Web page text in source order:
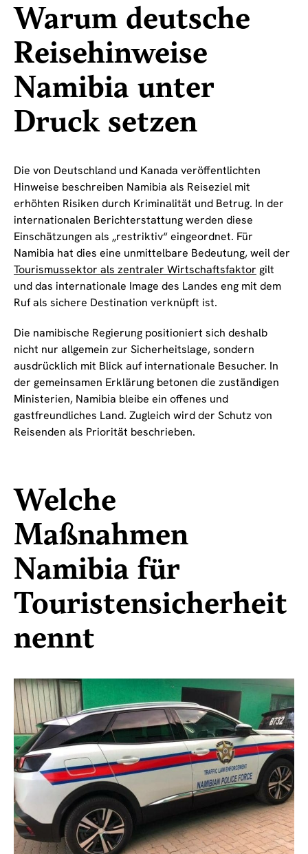
Warum deutsche
Reisehinweise
Namibia unter
Druck setzen
Die von Deutschland und Kanada veröffentlichten
Hinweise beschreiben Namibia als Reiseziel mit
erhöhten Risiken durch Kriminalität und Betrug. In der
internationalen Berichterstattung werden diese
Einschätzungen als „restriktiv“ eingeordnet. Für
Namibia hat dies eine unmittelbare Bedeutung, weil der
Tourismussektor als zentraler Wirtschaftsfaktor gilt
und das internationale Image des Landes eng mit dem
Ruf als sichere Destination verknüpft ist.
Die namibische Regierung positioniert sich deshalb
nicht nur allgemein zur Sicherheitslage, sondern
ausdrücklich mit Blick auf internationale Besucher. In
der gemeinsamen Erklärung betonen die zuständigen
Ministerien, Namibia bleibe ein offenes und
gastfreundliches Land. Zugleich wird der Schutz von
Reisenden als Priorität beschrieben.
Welche
Maßnahmen
Namibia für
Touristensicherheit
nennt